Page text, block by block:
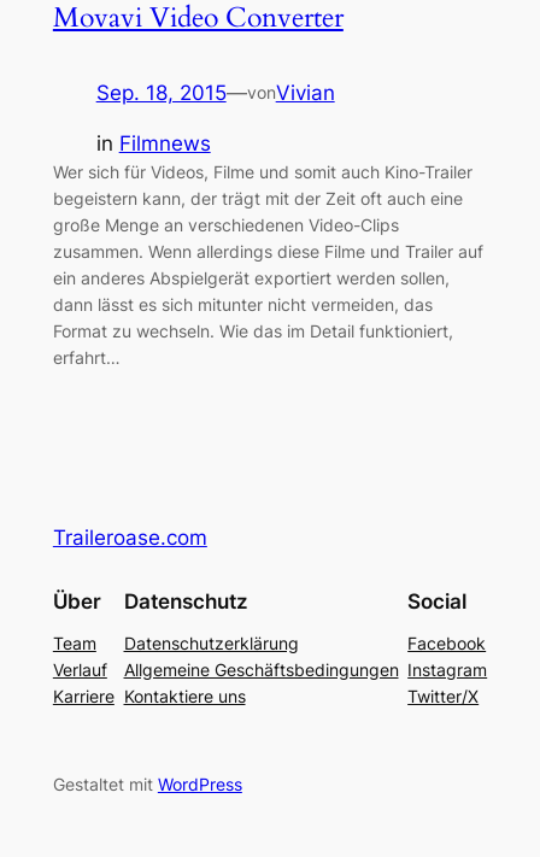
Movavi Video Converter
Sep. 18, 2015—vonVivian
in Filmnews
Wer sich für Videos, Filme und somit auch Kino-Trailer
begeistern kann, der trägt mit der Zeit oft auch eine
große Menge an verschiedenen Video-Clips
zusammen. Wenn allerdings diese Filme und Trailer auf
ein anderes Abspielgerät exportiert werden sollen,
dann lässt es sich mitunter nicht vermeiden, das
Format zu wechseln. Wie das im Detail funktioniert,
erfahrt…
Traileroase.com
Über
Team
Verlauf
Karriere
Datenschutz
Datenschutzerklärung
Allgemeine Geschäftsbedingungen
Kontaktiere uns
Social
Facebook
Instagram
Twitter/X
Gestaltet mit WordPress